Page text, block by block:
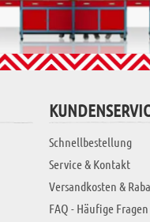
Schnellbestellung
Service & Kontakt
Versandkosten &
FAQ - Häufige Fragen